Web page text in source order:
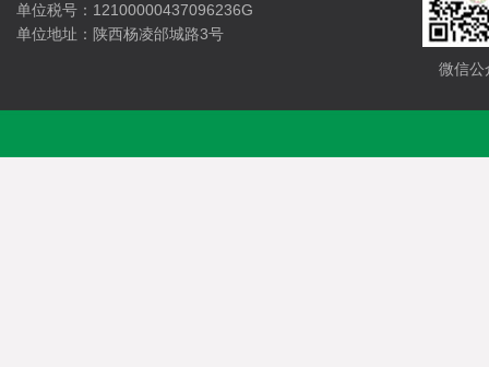
单位税号：12100000437096236G
单位地址：陕西杨凌邰城路3号
微信公